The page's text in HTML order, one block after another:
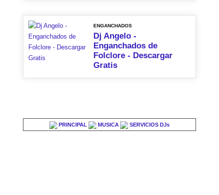
ENGANCHADOS
Dj Angelo -
Enganchados de
Folclore - Descargar
Gratis
PRINCIPAL MUSICA SERVICIOS DJs